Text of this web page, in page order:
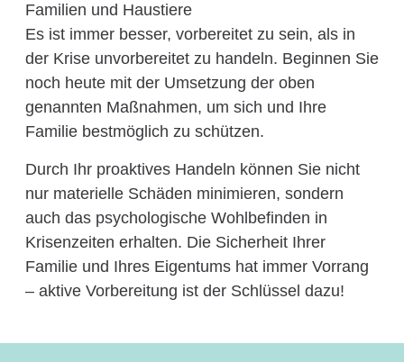
Familien und Haustiere
Es ist immer besser, vorbereitet zu sein, als in
der Krise unvorbereitet zu handeln. Beginnen Sie
noch heute mit der Umsetzung der oben
genannten Maßnahmen, um sich und Ihre
Familie bestmöglich zu schützen.
Durch Ihr proaktives Handeln können Sie nicht
nur materielle Schäden minimieren, sondern
auch das psychologische Wohlbefinden in
Krisenzeiten erhalten. Die Sicherheit Ihrer
Familie und Ihres Eigentums hat immer Vorrang
– aktive Vorbereitung ist der Schlüssel dazu!